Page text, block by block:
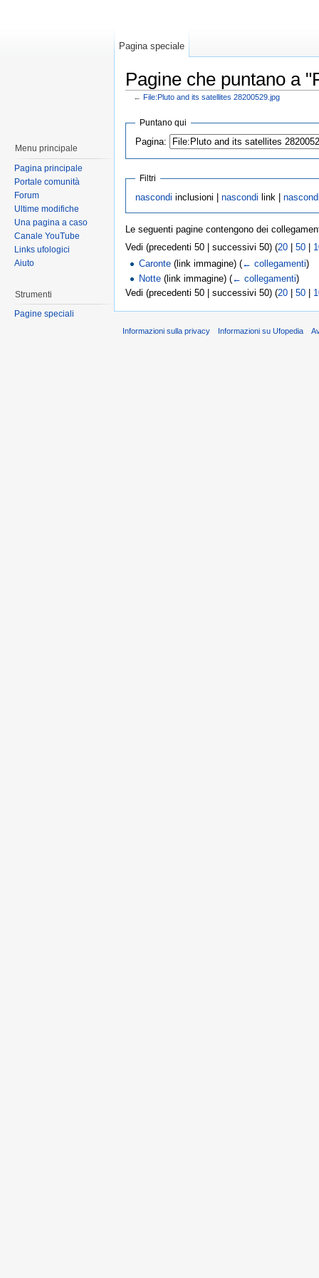
Pagine che puntano a
← File:Pluto and its satellites 28200529.jpg
Puntano qui
Pagina:
Filtri
nascondi inclusioni | nascondi link |
Le seguenti pagine contengono dei
Vedi (precedenti 50 | successivi 50) (20 50
Caronte (link immagine)(← collegamenti)
Notte (link immagine)(← collegamenti)
Vedi (precedenti 50 | successivi 50) (20 50
Pagina speciale
Menu principale
Pagina principale
Portale comunità
Forum
Ultime modifiche
Una pagina a caso
Canale YouTube
Links ufologici
Aiuto
Strumenti
Pagine speciali
Informazioni sulla privacy Informazioni su Ufopedia